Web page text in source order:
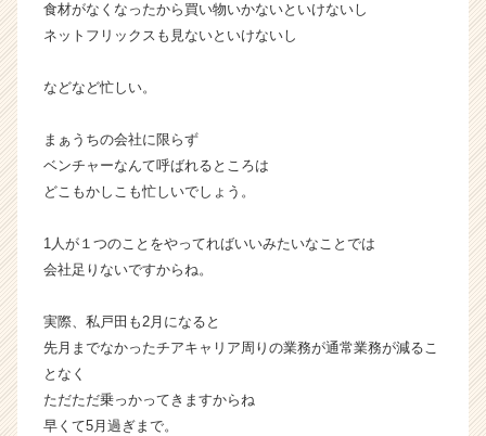
企
業
カ
ウ
が
く
就
サ
イ
ア
食材がなくなったから買い物いかないといけないし
ネットフリックスも見ないといけないし
などなど忙しい。
まぁうちの会社に限らず
ベンチャーなんて呼ばれるところは
どこもかしこも忙しいでしょう。
1人が１つのことをやってればいいみたいなことでは
会社足りないですからね。
実際、私戸田も2月になると
先月までなかったチアキャリア周りの業務が通常業務が減るこ
となく
ただただ乗っかってきますからね
早くて5月過ぎまで。